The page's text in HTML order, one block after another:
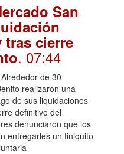
San
tras cierre
. 07:44
de 30
realizaron una
de sus liquidaciones
definitivo del
denunciaron que los
entregarles un finiquito